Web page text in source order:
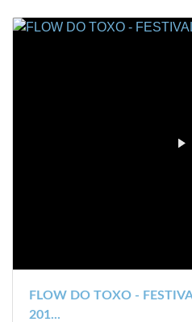
FLOW DO TOXO -
201...